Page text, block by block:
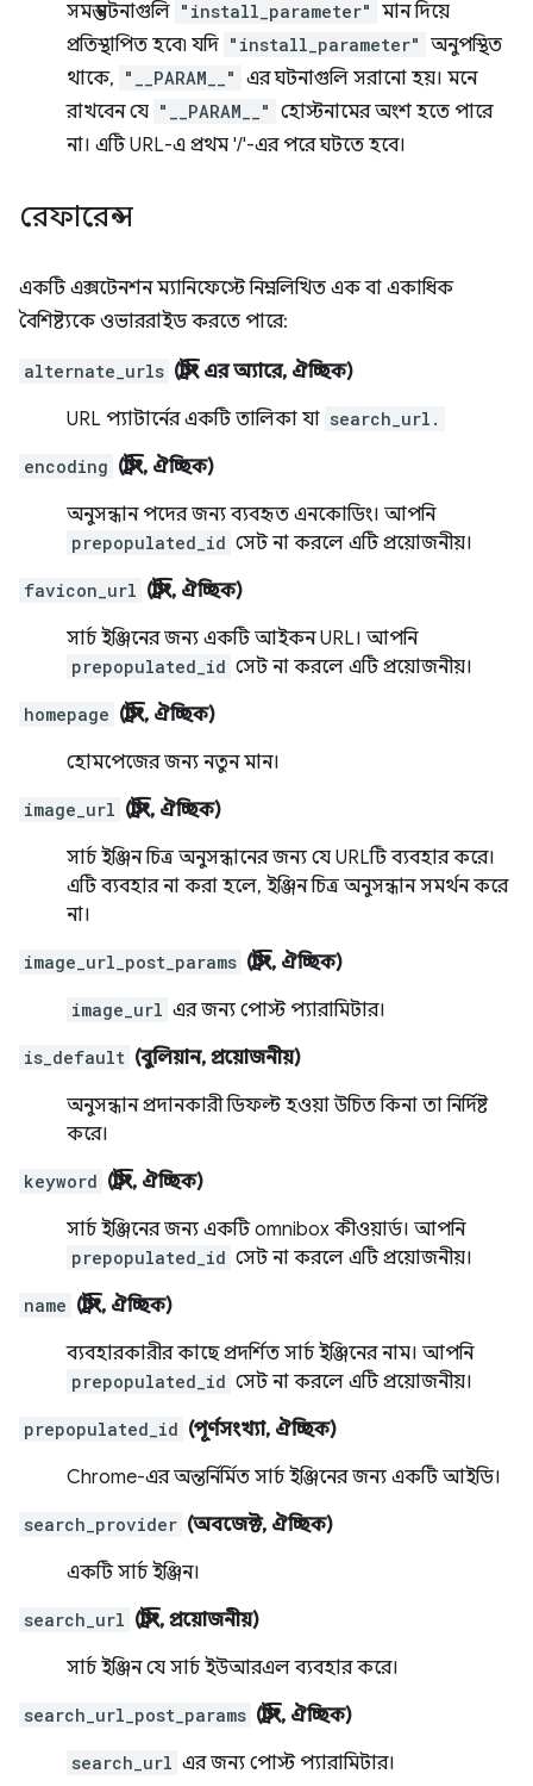
সমস্ত ঘটনাগুলি "install_parameter" মান দিয়ে
প্রতিস্থাপিত হবে৷ যদি "install_parameter" অনুপস্থিত
থাকে, "__PARAM__" এর ঘটনাগুলি সরানো হয়। মনে
রাখবেন যে "__PARAM__" হোস্টনামের অংশ হতে পারে
না। এটি URL-এ প্রথম '/'-এর পরে ঘটতে হবে।
রেফারেন্স
একটি এক্সটেনশন ম্যানিফেস্টে নিম্নলিখিত এক বা একাধিক
বৈশিষ্ট্যকে ওভাররাইড করতে পারে:
alternate_urls (স্ট্রিং এর অ্যারে, ঐচ্ছিক)
URL প্যাটার্নের একটি তালিকা যা search_url.
encoding (স্ট্রিং, ঐচ্ছিক)
অনুসন্ধান পদের জন্য ব্যবহৃত এনকোডিং। আপনি
prepopulated_id সেট না করলে এটি প্রয়োজনীয়।
favicon_url (স্ট্রিং, ঐচ্ছিক)
সার্চ ইঞ্জিনের জন্য একটি আইকন URL। আপনি
prepopulated_id সেট না করলে এটি প্রয়োজনীয়।
homepage (স্ট্রিং, ঐচ্ছিক)
হোমপেজের জন্য নতুন মান।
image_url (স্ট্রিং, ঐচ্ছিক)
সার্চ ইঞ্জিন চিত্র অনুসন্ধানের জন্য যে URLটি ব্যবহার করে।
এটি ব্যবহার না করা হলে, ইঞ্জিন চিত্র অনুসন্ধান সমর্থন করে
না।
image_url_post_params (স্ট্রিং, ঐচ্ছিক)
image_url এর জন্য পোস্ট প্যারামিটার।
is_default (বুলিয়ান, প্রয়োজনীয়)
অনুসন্ধান প্রদানকারী ডিফল্ট হওয়া উচিত কিনা তা নির্দিষ্ট
করে।
keyword (স্ট্রিং, ঐচ্ছিক)
সার্চ ইঞ্জিনের জন্য একটি omnibox কীওয়ার্ড। আপনি
prepopulated_id সেট না করলে এটি প্রয়োজনীয়।
name (স্ট্রিং, ঐচ্ছিক)
ব্যবহারকারীর কাছে প্রদর্শিত সার্চ ইঞ্জিনের নাম। আপনি
prepopulated_id সেট না করলে এটি প্রয়োজনীয়।
prepopulated_id (পূর্ণসংখ্যা, ঐচ্ছিক)
Chrome-এর অন্তর্নির্মিত সার্চ ইঞ্জিনের জন্য একটি আইডি।
search_provider (অবজেক্ট, ঐচ্ছিক)
একটি সার্চ ইঞ্জিন।
search_url (স্ট্রিং, প্রয়োজনীয়)
সার্চ ইঞ্জিন যে সার্চ ইউআরএল ব্যবহার করে।
search_url_post_params (স্ট্রিং, ঐচ্ছিক)
search_url এর জন্য পোস্ট প্যারামিটার।